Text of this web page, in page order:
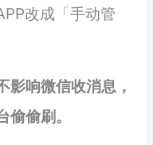
改成「手动管
影响微信收消息，
偷刷。